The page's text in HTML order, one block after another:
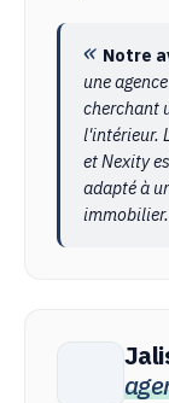
Notre
une
cherchant
l'intérieur.
et Nexity
adapté à
immobilier.